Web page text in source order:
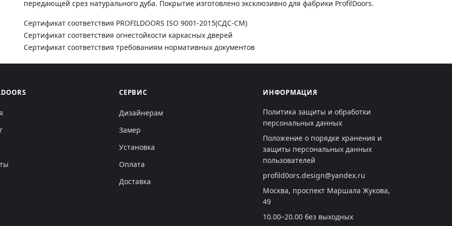
передающей срез натурального дуба. Покрытие изготовлено эксклюзивно для фабрики ProfilDoors.
Сертификат соответствия PROFILDOORS ISO 9001-2015(СДС-СМ)
Сертификат соответствия огнестойкости каркасных дверей
Сертификат соответствия требованиям нормативных документов
СЕРВИС
Дизайнерам
Замер
Установка
Оплата
Доставка
ИНФОРМАЦИЯ
Политика защиты и обработки
персональных данных
Положение о порядке хранения и
защиты персональных данных
пользователей
profild0ors.design@yandex.ru
Москва, проспект Маршала Жукова,
49
10.00–20.00 без выходных